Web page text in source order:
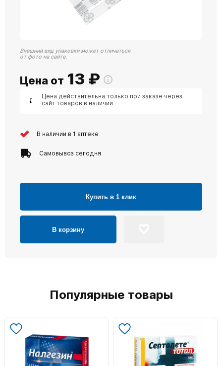
Внешний вид упаковки может отличаться
от фото на сайте.
Цена от 13 ₽
Цена действительна только при заказе через
сайт товаров в наличии
В наличии в 1 аптеке
Самовывоз сегодня
Купить в 1 клик
В корзину
Популярные товары